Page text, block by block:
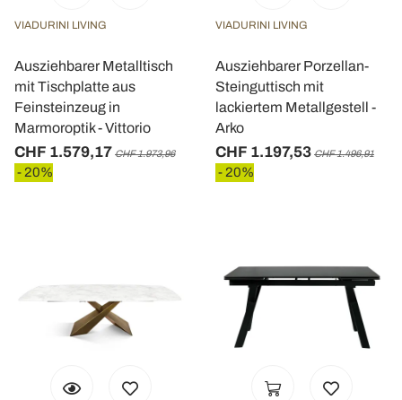
VIADURINI LIVING
Ausziehbarer Metalltisch
mit Tischplatte aus
Feinsteinzeug in
Marmoroptik - Vittorio
CHF 1.579,17 CHF 1.973,96
- 20%
VIADURINI LIVING
Ausziehbarer Porzellan-
Steinguttisch mit
lackiertem Metallgestell -
Arko
CHF 1.197,53 CHF 1.496,91
- 20%